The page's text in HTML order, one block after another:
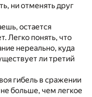
ни отменять друг
остается
Легко понять, что
нереально, куда
ли третий
гибель в сражении
больше, чем легкое